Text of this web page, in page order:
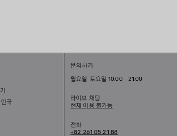
국
문의하기
월요일-토요일 10:00 - 21:00
라이브 채팅
현재 이용 불가능
전화
+82 261 05 21 88